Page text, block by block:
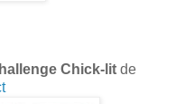
Chick-litde